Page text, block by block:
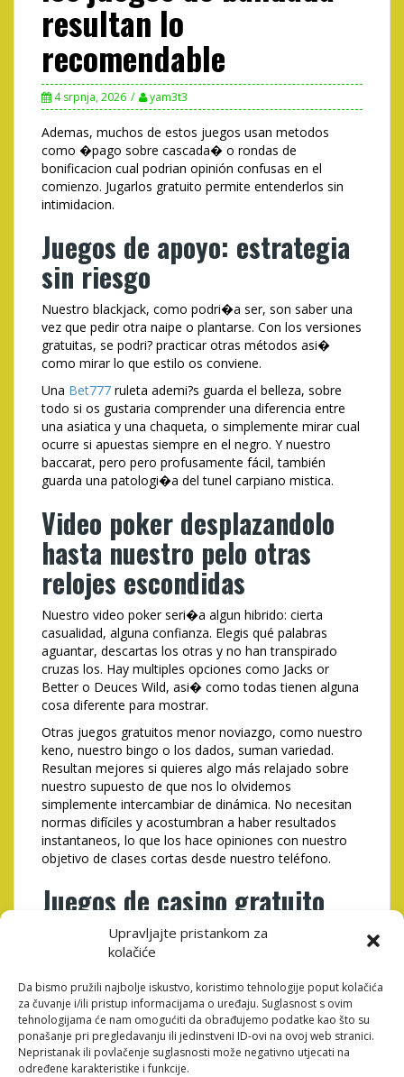
Upravljajte pristankom za
kolačiće
Da bismo pružili najbolje iskustvo, koristimo tehnologije poput kolačića
za čuvanje i/ili pristup informacijama o uređaju. Suglasnost s ovim
tehnologijama će nam omogućiti da obrađujemo podatke kao što su
ponašanje pri pregledavanju ili jedinstveni ID-ovi na ovoj web stranici.
Nepristanak ili povlačenje suglasnosti može negativno utjecati na
određene karakteristike i funkcije.
resultan lo
recomendable
4 srpnja, 2026 yam3t3
Ademas, muchos de estos juegos usan metodos
como �pago sobre cascada� o rondas de
bonificacion cual podrian opinión confusas en el
comienzo. Jugarlos gratuito permite entenderlos sin
intimidacion.
Juegos de apoyo: estrategia
sin riesgo
Nuestro blackjack, como podri�a ser, son saber una
vez que pedir otra naipe o plantarse. Con los versiones
gratuitas, se podri? practicar otras métodos asi�
como mirar lo que estilo os conviene.
Una Bet777 ruleta ademi?s guarda el belleza, sobre
todo si os gustaria comprender una diferencia entre
una asiatica y una chaqueta, o simplemente mirar cual
ocurre si apuestas siempre en el negro. Y nuestro
baccarat, pero pero profusamente fácil, también
guarda una patologi�a del tunel carpiano mistica.
Video poker desplazandolo
hasta nuestro pelo otras
relojes escondidas
Nuestro video poker seri�a algun hibrido: cierta
casualidad, alguna confianza. Elegis qué palabras
aguantar, descartas los otras y no han transpirado
cruzas los. Hay multiples opciones como Jacks or
Better o Deuces Wild, asi� como todas tienen alguna
cosa diferente para mostrar.
Otras juegos gratuitos menor noviazgo, como nuestro
keno, nuestro bingo o los dados, suman variedad.
Resultan mejores si quieres algo más relajado sobre
nuestro supuesto de que nos lo olvidemos
simplemente intercambiar de dinámica. No necesitan
normas difíciles y acostumbran a haber resultados
instantaneos, lo que los hace opiniones con nuestro
objetivo de clases cortas desde nuestro teléfono.
Juegos de casino gratuito
sin liberar siquiera
registrarse
Hay una diferencia clara entre los juegos que te
enganchan de contiguo desplazandolo hasta nuestro
pelo quienes requieren saltar obstaculos antes siquiera
de comenzar. Acerca de levante interes, los juegos de
casino gratuito sin soltar siquiera registrarse tienen